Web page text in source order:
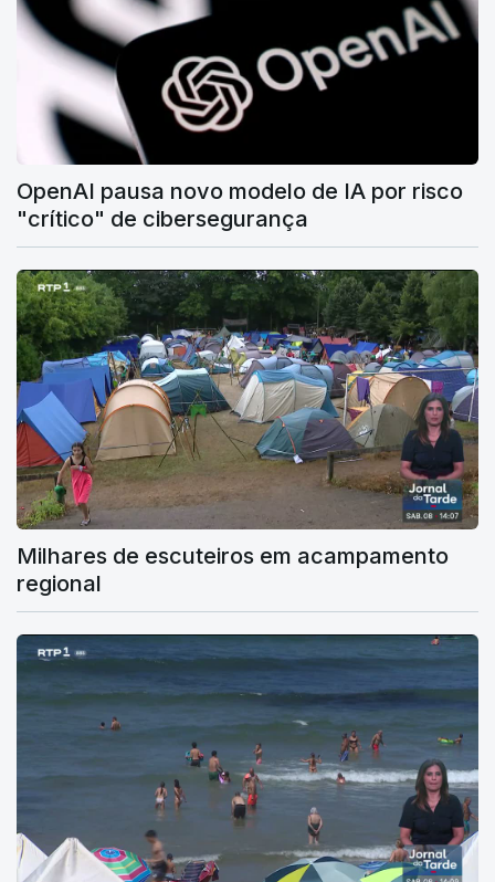
OpenAI pausa novo modelo de IA por risco
"crítico" de cibersegurança
Milhares de escuteiros em acampamento
regional